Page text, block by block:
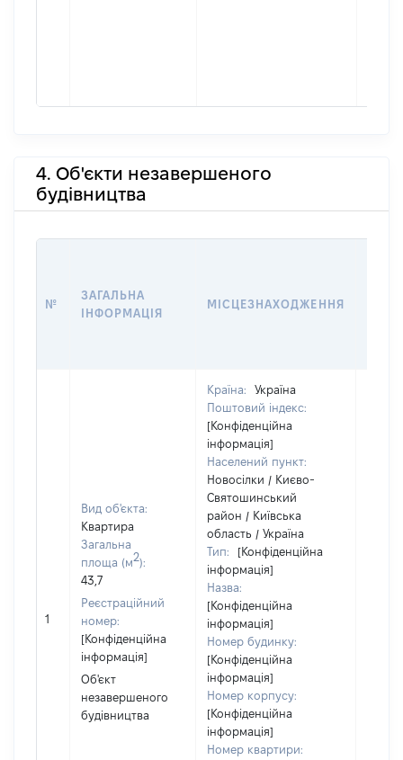
4. Об'єкти незавершеного
будівництва
№
ЗАГАЛЬНА
ІНФОРМАЦІЯ
МІСЦЕЗНАХОДЖЕННЯ
1
Вид об'єкта:
Квартира
Загальна
площа (м2):
43,7
Реєстраційний
номер:
[Конфіденційна
інформація]
Об'єкт
незавершеного
будівництва
Країна:
Україна
Поштовий індекс:
[Конфіденційна
інформація]
Населений пункт:
Новосілки / Києво-
Святошинський
район / Київська
область / Україна
Тип:
[Конфіденційна
інформація]
Назва:
[Конфіденційна
інформація]
Номер будинку:
[Конфіденційна
інформація]
Номер корпусу:
[Конфіденційна
інформація]
Номер квартири: